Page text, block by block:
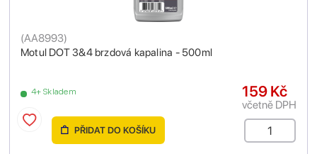
Motul DOT 3&4 brzdová kapalina - 500ml
(AA8993)
4+ Skladem 159 Kč
včetně DPH
PŘIDAT DO KOŠÍKU